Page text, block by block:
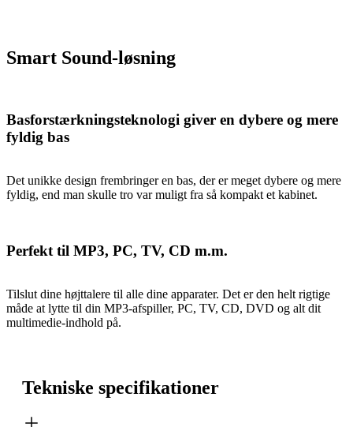
Smart Sound-løsning
Basforstærkningsteknologi giver en dybere og mere
fyldig bas
Det unikke design frembringer en bas, der er meget dybere og mere
fyldig, end man skulle tro var muligt fra så kompakt et kabinet.
Perfekt til MP3, PC, TV, CD m.m.
Tilslut dine højttalere til alle dine apparater. Det er den helt rigtige
måde at lytte til din MP3-afspiller, PC, TV, CD, DVD og alt dit
multimedie-indhold på.
Tekniske specifikationer